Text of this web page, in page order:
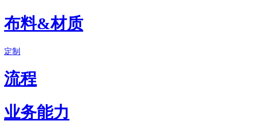
布料&材质
定制
流程
业务能力